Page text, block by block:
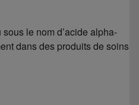
le nom d’acide alpha-
dans des produits de soins